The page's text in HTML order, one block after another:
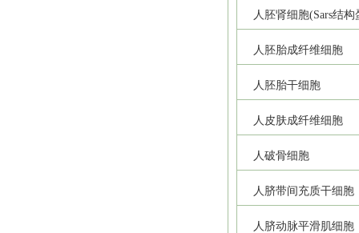
人胚肾细胞(Sars结
人胚胎成纤维细胞
人胚胎干细胞
人皮肤成纤维细胞
人破骨细胞
人脐带间充质干细胞
人脐动脉平滑肌细胞